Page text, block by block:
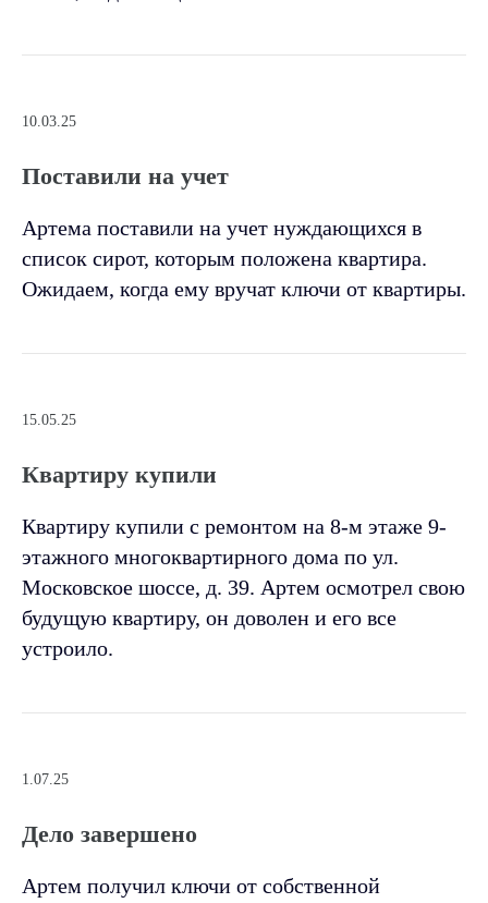
10.03.25
Поставили на учет
Артема поставили на учет нуждающихся в
список сирот, которым положена квартира.
Ожидаем, когда ему вручат ключи от квартиры.
15.05.25
Квартиру купили
Квартиру купили с ремонтом на 8-м этаже 9-
этажного многоквартирного дома по ул.
Московское шоссе, д. 39. Артем осмотрел свою
будущую квартиру, он доволен и его все
устроило.
1.07.25
Дело завершено
Артем получил ключи от собственной